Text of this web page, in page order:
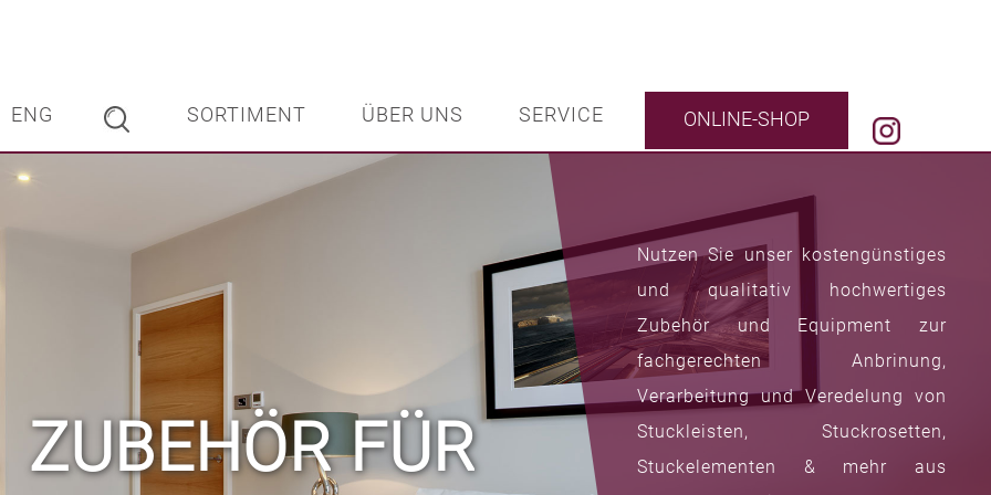
ONLINE-SHOP
SERVICE
ÜBER UNS
SORTIMENT
ENG
ZUBEHÖR FÜR
Nutzen Sie unser kostengünstiges
und qualitativ hochwertiges
Zubehör und Equipment zur
fachgerechten Anbrinung,
Verarbeitung und Veredelung von
Stuckleisten, Stuckrosetten,
Stuckelementen & mehr aus